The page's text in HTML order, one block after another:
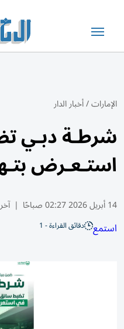
الإمارات/أخبار الدار
شرطـة دبـي
استـعـرض
14 أبريل 2026 02:27 صباحًا |
استمع دقائق القراءة - 1